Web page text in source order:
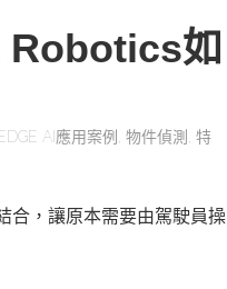
Robotics如
AI應用案例 物件偵測
特
合，讓原本需要由駕駛員操